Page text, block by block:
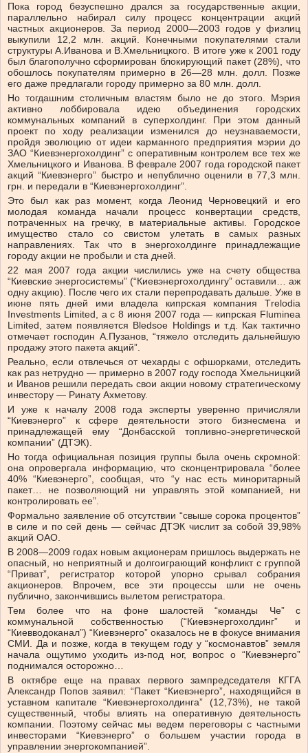
Пока город безуспешно дрался за государственные акции,
параллельно набирал силу процесс концентрации акций
частных акционеров. За период 2000—2003 годов у физлиц
выкупили 12,2 млн. акций. Конечными покупателями стали
структуры А.Иванова и В.Хмельницкого. В итоге уже к 2001 году
был благополучно сформирован блокирующий пакет (28%), что
обошлось покупателям примерно в 26—28 млн. долл. Позже
его даже предлагали городу примерно за 80 млн. долл.
Но тогдашним столичным властям было не до этого. Мэрия
активно лоббировала идею объединения городских
коммунальных компаний в суперхолдинг. При этом данный
проект по ходу реализации изменился до неузнаваемости,
пройдя эволюцию от идеи карманного предприятия мэрии до
ЗАО “Киевэнергохолдинг” с оперативным контролем все тех же
Хмельницкого и Иванова. В феврале 2007 года городской пакет
акций “Киевэнерго” быстро и непублично оценили в 77,3 млн.
грн. и передали в “Киевэнергохолдинг”.
Это был как раз момент, когда Леонид Черновецкий и его
молодая команда начали процесс конвертации средств,
потраченных на гречку, в материальные активы. Городское
имущество стало со свистом улетать в самых разных
направлениях. Так что в энергохолдинге принадлежащие
городу акции не пробыли и ста дней.
22 мая 2007 года акции числились уже на счету общества
“Киевские энергосистемы” (“Киевэнергохолдингу” оставили… аж
одну акцию). После чего их стали перепродавать дальше. Уже в
июне пять дней ими владела кипрская компания Тrelodia
Investments Limited, а с 8 июня 2007 года — кипрская Fluminea
Limited, затем появляется Bledsoe Holdings и т.д. Как тактично
отмечает господин А.Пузанов, “тяжело отследить дальнейшую
продажу этого пакета акций”.
Реально, если отвлечься от чехарды с офшорками, отследить
как раз нетрудно — примерно в 2007 году господа Хмельницкий
и Иванов решили передать свои акции новому стратегическому
инвестору — Ринату Ахметову.
И уже к началу 2008 года эксперты уверенно причисляли
“Киевэнерго” к сфере деятельности этого бизнесмена и
принадлежащей ему “Донбасской топливно-энергетической
компании” (ДТЭК).
Но тогда официальная позиция группы была очень скромной:
она опровергала информацию, что сконцентрировала “более
40% “Киевэнерго”, сообщая, что “у нас есть миноритарный
пакет… не позволяющий ни управлять этой компанией, ни
контролировать ее”.
Формально заявление об отсутствии “свыше сорока процентов”
в силе и по сей день — сейчас ДТЭК числит за собой 39,98%
акций ОАО.
В 2008—2009 годах новым акционерам пришлось выдержать не
опасный, но неприятный и долгоиграющий конфликт с группой
“Приват”, регистратор которой упорно срывал собрания
акционеров. Впрочем, все эти процессы шли не очень
публично, закончившись вылетом регистратора.
Тем более что на фоне шалостей “команды Че” с
коммунальной собственностью (“Киевэнергохолдинг” и
“Киевводоканал”) “Киевэнерго” оказалось не в фокусе внимания
СМИ. Да и позже, когда в текущем году у “космонавтов” земля
начала ощутимо уходить из-под ног, вопрос о “Киевэнерго”
поднимался осторожно…
В октябре еще на правах первого зампредседателя КГГА
Александр Попов заявил: “Пакет “Киевэнерго”, находящийся в
уставном капитале “Киевэнергохолдинга” (12,73%), не такой
существенный, чтобы влиять на оперативную деятельность
компании. Поэтому сейчас мы ведем переговоры с частными
инвесторами “Киевэнерго” о большем участии города в
управлении энергокомпанией”.